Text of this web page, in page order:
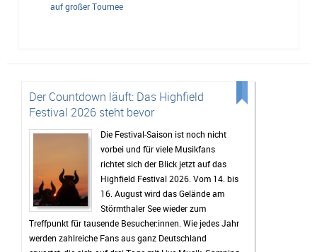
auf großer Tournee
Der Countdown läuft: Das Highfield
Festival 2026 steht bevor
Die Festival-Saison ist noch nicht
vorbei und für viele Musikfans
richtet sich der Blick jetzt auf das
Highfield Festival 2026. Vom 14. bis
16. August wird das Gelände am
Störmthaler See wieder zum
Treffpunkt für tausende Besucher:innen. Wie jedes Jahr
werden zahlreiche Fans aus ganz Deutschland